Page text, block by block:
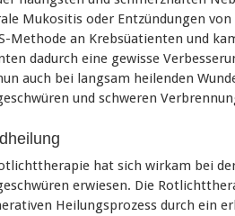
Mukositis oder Entzündungen
Methode an Krebsüatienten und
dadurch eine gewisse
auch bei langsam heilenden
und schweren
hat sich wirkam bei
erwiesen. Die
Heilungsprozess durch ein